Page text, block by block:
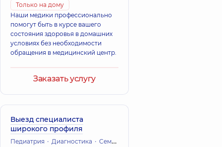
Только на дому
Наши медики профессионально
помогут быть в курсе вашего
состояния здоровья в домашних
условиях без необходимости
обращения в медицинский центр.
Заказать услугу
Выезд специалиста
широкого профиля
Педиатрия Диагностика Семейная медицина и терапия